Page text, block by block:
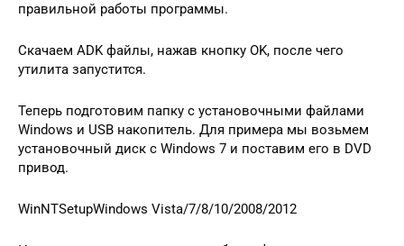
правильной работы программы.
Скачаем ADK файлы, нажав кнопку OK, после чего
утилита запустится.
Теперь подготовим папку с установочными файлами
Windows и USB накопитель. Для примера мы возьмем
установочный диск с Windows 7 и поставим его в DVD
привод.
WinNTSetupWindows Vista/7/8/10/2008/2012